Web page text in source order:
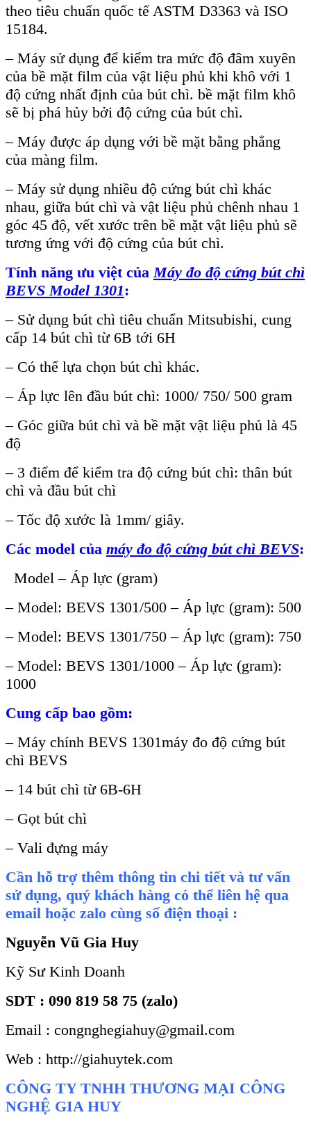
theo tiêu chuẩn quốc tế ASTM D3363 và ISO
15184.
– Máy sử dụng để kiểm tra mức độ đâm xuyên
của bề mặt film của vật liệu phủ khi khô với 1
độ cứng nhất định của bút chì. bề mặt film khô
sẽ bị phá hủy bởi độ cứng của bút chì.
– Máy được áp dụng với bề mặt bằng phẳng
của màng film.
– Máy sử dụng nhiều độ cứng bút chì khác
nhau, giữa bút chì và vật liệu phủ chênh nhau 1
góc 45 độ, vết xước trên bề mặt vật liệu phủ sẽ
tương ứng với độ cứng của bút chì.
Tính năng ưu việt củaMáy đo độ cứng bút chì
BEVS Model 1301:
– Sử dụng bút chì tiêu chuẩn Mitsubishi, cung
cấp 14 bút chì từ 6B tới 6H
– Có thể lựa chọn bút chì khác.
– Áp lực lên đầu bút chì: 1000/ 750/ 500 gram
– Góc giữa bút chì và bề mặt vật liệu phủ là 45
độ
– 3 điểm để kiểm tra độ cứng bút chì: thân bút
chì và đầu bút chì
– Tốc độ xước là 1mm/ giây.
Các model của máy đo độ cứng bút chì BEVS:
Model – Áp lực (gram)
– Model: BEVS 1301/500 – Áp lực (gram): 500
– Model: BEVS 1301/750 – Áp lực (gram): 750
– Model: BEVS 1301/1000 – Áp lực (gram):
1000
Cung cấp bao gồm:
– Máy chính BEVS 1301máy đo độ cứng bút
chì BEVS
– 14 bút chì từ 6B-6H
– Gọt bút chì
– Vali đựng máy
Cần hỗ trợ thêm thông tin chi tiết và tư vấn
sử dụng, quý khách hàng có thể liên hệ qua
email hoặc zalo cùng số điện thoại :
Nguyễn Vũ Gia Huy
Kỹ Sư Kinh Doanh
SDT : 090 819 58 75 (zalo)
Email : congnghegiahuy@gmail.com
Web : http://giahuytek.com
CÔNG TY TNHH THƯƠNG MẠI CÔNG
NGHỆ GIA HUY